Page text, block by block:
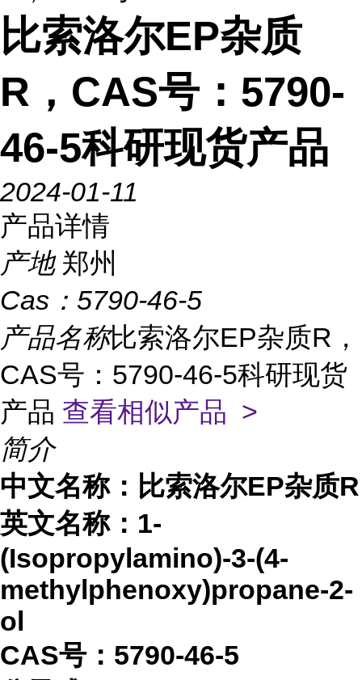
比索洛尔EP杂质
R，CAS号：5790-
46-5科研现货产品
2024-01-11
产品详情
产地 郑州
Cas： 5790-46-5
产品名称比索洛尔EP杂质R，
CAS号：5790-46-5科研现货
产品 查看相似产品 >
简介
中文名称：比索洛尔EP杂质R
英文名称： 1-
(Isopropylamino)-3-(4-
methylphenoxy)propane-2-
ol
CAS号：5790-46-5